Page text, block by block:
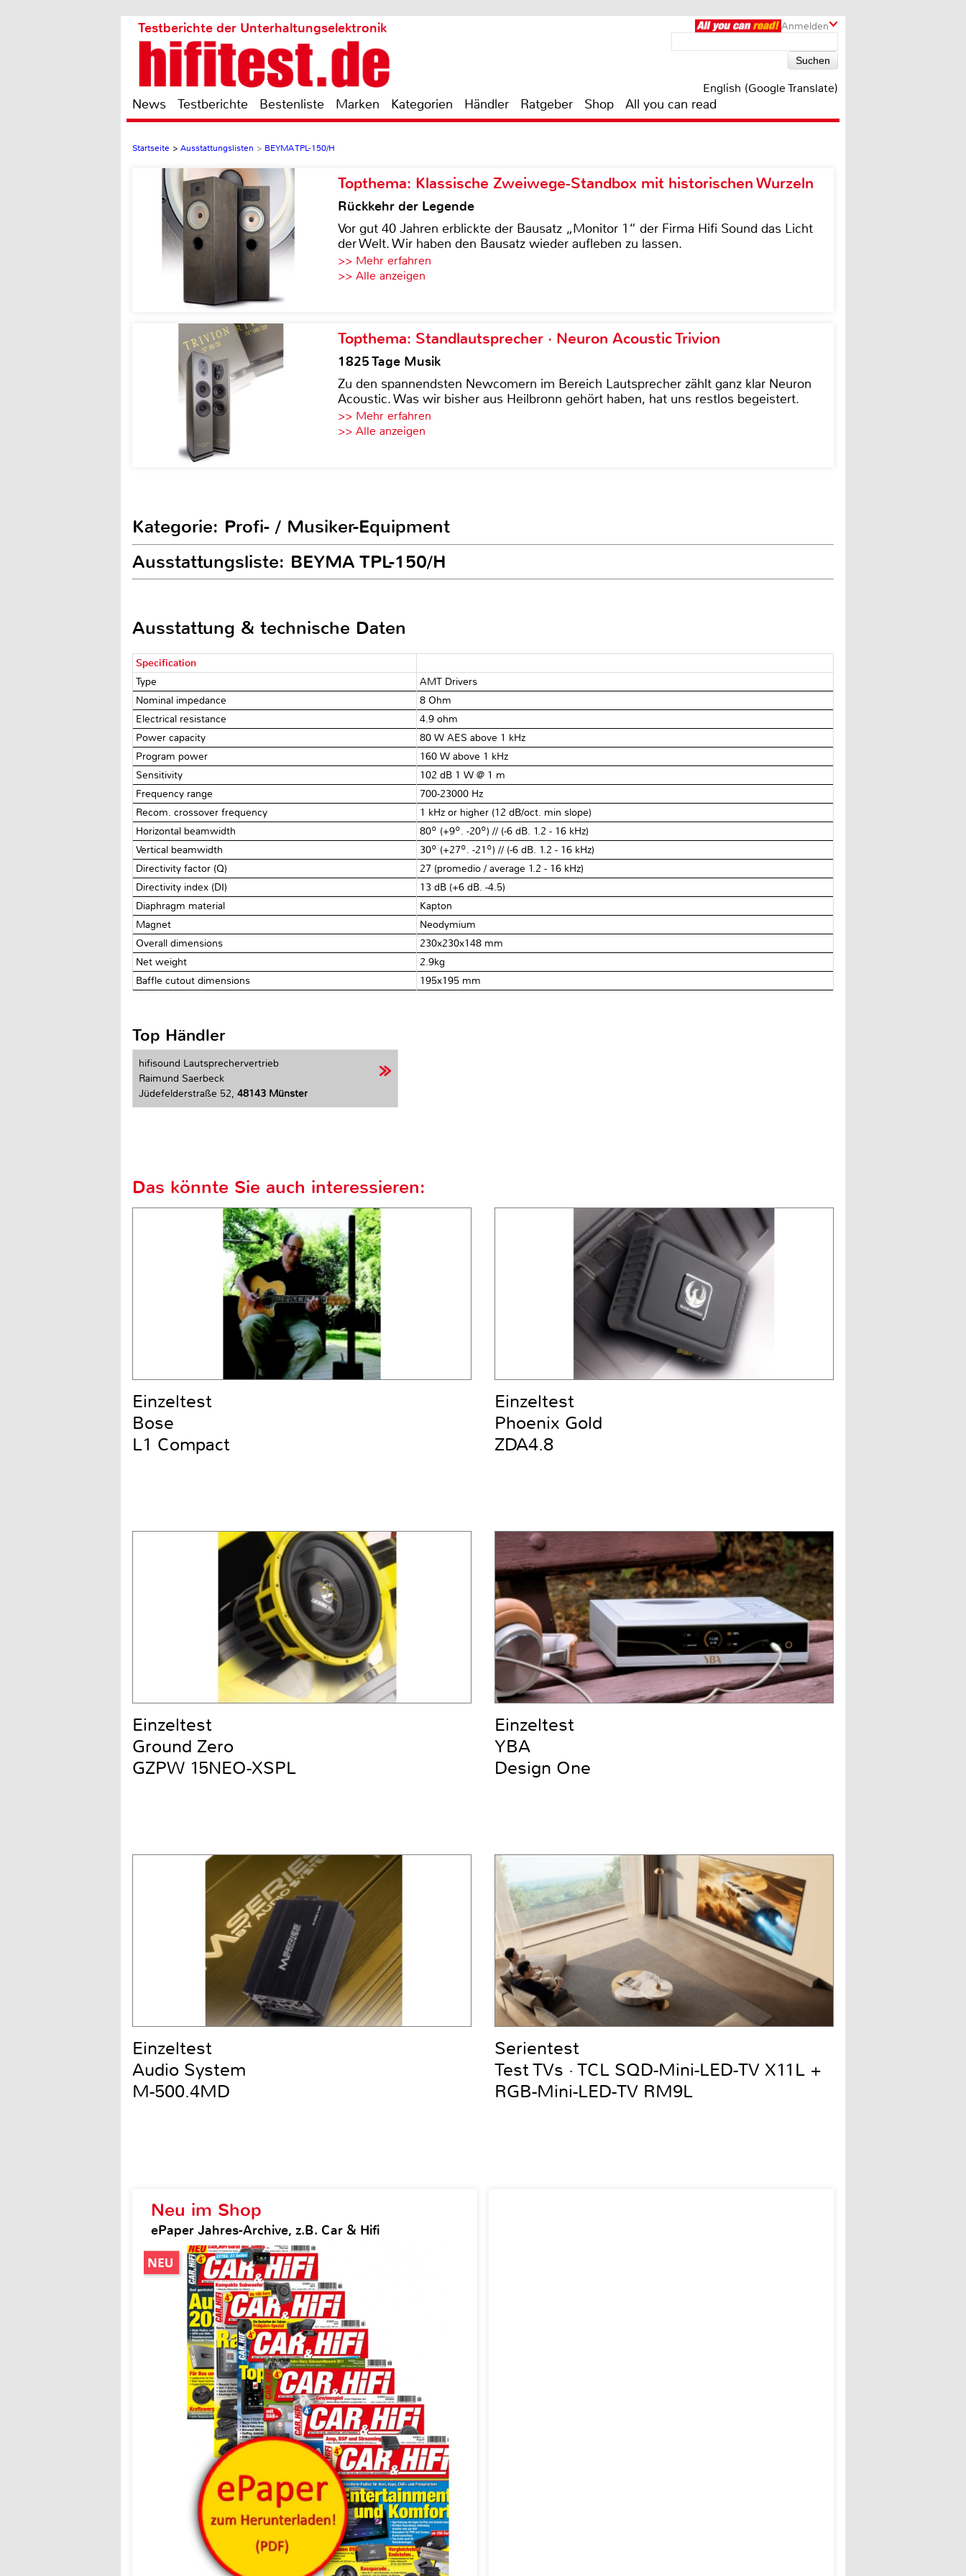
Anmelden
Testberichte der Unterhaltungselektronik
English (Google Translate)
News Testberichte Bestenliste Marken Kategorien Händler Ratgeber Shop All you can read
Startseite > Ausstattungslisten > BEYMA TPL-150/H
Topthema: Klassische Zweiwege-Standbox mit historischen Wurzeln
Rückkehr der Legende
Vor gut 40 Jahren erblickte der Bausatz „Monitor 1“ der Firma Hifi Sound das Licht
der Welt. Wir haben den Bausatz wieder aufleben zu lassen.
>> Mehr erfahren
>> Alle anzeigen
Topthema: Standlautsprecher · Neuron Acoustic Trivion
1825 Tage Musik
Zu den spannendsten Newcomern im Bereich Lautsprecher zählt ganz klar Neuron
Acoustic. Was wir bisher aus Heilbronn gehört haben, hat uns restlos begeistert.
>> Mehr erfahren
>> Alle anzeigen
Kategorie: Profi- / Musiker-Equipment
Ausstattungsliste: BEYMA TPL-150/H
Ausstattung & technische Daten
Specification
Type
AMT Drivers
Nominal impedance
8 Ohm
Electrical resistance
4.9 ohm
Power capacity
80 W AES above 1 kHz
Program power
160 W above 1 kHz
Sensitivity
102 dB 1 W @ 1 m
Frequency range
700-23000 Hz
Recom. crossover frequency
1 kHz or higher (12 dB/oct. min slope)
Horizontal beamwidth
80º (+9º. -20º) // (-6 dB. 1.2 - 16 kHz)
Vertical beamwidth
30º (+27º. -21º) // (-6 dB. 1.2 - 16 kHz)
Directivity factor (Q)
27 (promedio / average 1.2 - 16 kHz)
Directivity index (DI)
13 dB (+6 dB. -4.5)
Diaphragm material
Kapton
Magnet
Neodymium
Overall dimensions
230x230x148 mm
Net weight
2.9kg
Baffle cutout dimensions
195x195 mm
Top Händler
hifisound Lautsprechervertrieb
Raimund Saerbeck
Jüdefelderstraße 52, 48143 Münster
Neu im Shop
ePaper Jahres-Archive, z.B. Car & Hifi
Das könnte Sie auch interessieren:
Einzeltest
Bose
L1 Compact
Einzeltest
Phoenix Gold
ZDA4.8
Einzeltest
Ground Zero
GZPW 15NEO-XSPL
Einzeltest
YBA
Design One
Einzeltest
Audio System
M-500.4MD
Serientest
Test TVs · TCL SQD-Mini-LED-TV X11L +
RGB-Mini-LED-TV RM9L